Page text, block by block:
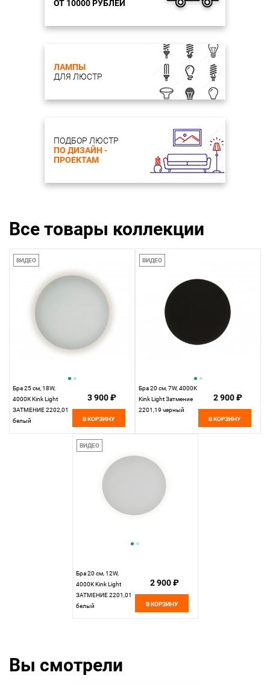
ОТ 10000 РУБЛЕЙ
ЛАМПЫ
ДЛЯ ЛЮСТР
ПОДБОР ЛЮСТР
ПО ДИЗАЙН -
ПРОЕКТАМ
Все товары коллекции
ВИДЕО
Бра 25 см, 18W,
4000К Kink Light
ЗАТМЕНИЕ 2202,01
белый
3 900 ₽
В КОРЗИНУ
ВИДЕО
Бра 20 см, 7W, 4000K
Kink Light Затмение
2201,19 черный
2 900 ₽
В КОРЗИНУ
ВИДЕО
Бра 20 см, 12W,
4000К Kink Light
ЗАТМЕНИЕ 2201,01
белый
2 900 ₽
В КОРЗИНУ
Вы смотрели